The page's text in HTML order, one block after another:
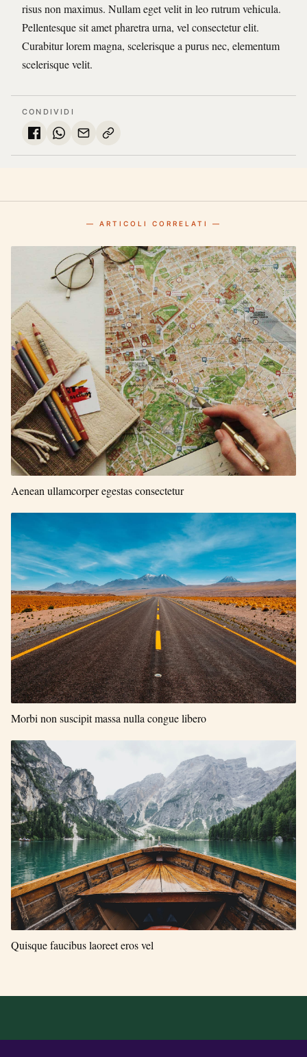
risus non maximus. Nullam eget velit in leo rutrum vehicula.
Pellentesque sit amet pharetra urna, vel consectetur elit.
Curabitur lorem magna, scelerisque a purus nec, elementum
scelerisque velit.
CONDIVIDI
— ARTICOLI CORRELATI —
Aenean ullamcorper egestas consectetur
Morbi non suscipit massa nulla congue libero
Quisque faucibus laoreet eros vel